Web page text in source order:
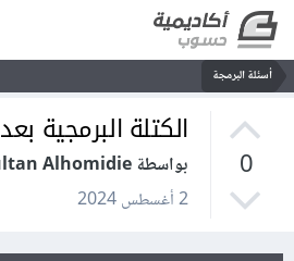
أسئلة البرمجة
0
الكتلة البرمجية بعد break
بواسطة Sultan Alhomidie
2 أغسطس 2024